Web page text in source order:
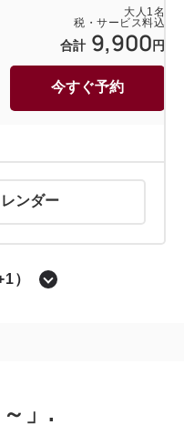
大人 1名
税・サービス料込
合計 9,900 円
今すぐ予約
ンダー
）
」.